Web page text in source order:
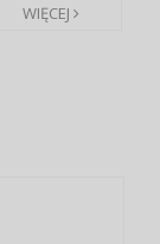
WIĘCEJ